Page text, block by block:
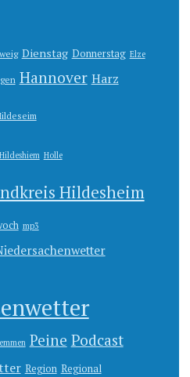
Dienstag Donnerstag Elze
Hannover Harz
Hildeshiem Holle
Hildesheim
mp3
Peine Podcast
Region Regional